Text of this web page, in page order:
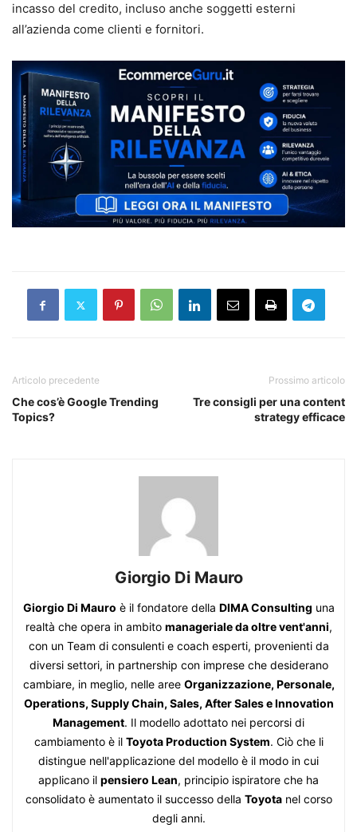
incasso del credito, incluso anche soggetti esterni
all’azienda come clienti e fornitori.
Articolo precedente
Che cos’è Google Trending
Topics?
Prossimo articolo
Tre consigli per una content
strategy efficace
Giorgio Di Mauro
Giorgio Di Mauro è il fondatore della DIMA Consulting una
realtà che opera in ambito manageriale da oltre vent'anni,
con un Team di consulenti e coach esperti, provenienti da
diversi settori, in partnership con imprese che desiderano
cambiare, in meglio, nelle aree Organizzazione, Personale,
Operations, Supply Chain, Sales, After Sales e Innovation
Management. Il modello adottato nei percorsi di
cambiamento è il Toyota Production System. Ciò che li
distingue nell'applicazione del modello è il modo in cui
applicano il pensiero Lean, principio ispiratore che ha
consolidato è aumentato il successo della Toyotanel corso
degli anni.